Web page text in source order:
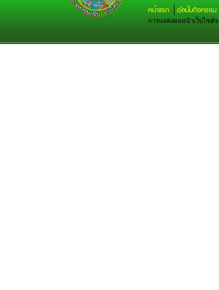
หน้าแรก อัลบั้มกิจกรรม
การแสดงผลหน้าเว็บไซต์